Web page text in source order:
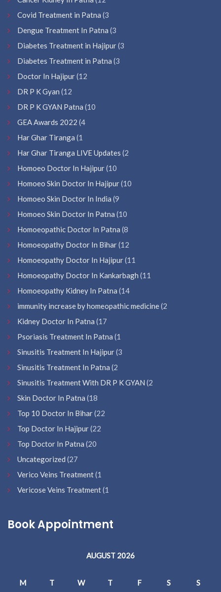
Covid Treatment in Patna (3
Dengue Treatment In Patna (3
Diabetes Treatment in Hajipur(3
Diabetes Treatment in Patna (3
Doctor In Hajipur(12
DR P K Gyan (12
DR P K GYAN Patna (10
GEA Awards 2022 (4
Har Ghar Tiranga (1
Har Ghar Tiranga LIVE Updates (2
Homoeo Doctor In Hajipur(10
Homoeo Skin Doctor In Hajipur(10
Homoeo Skin Doctor In India (9
Homoeo Skin Doctor In Patna (10
Homoeopathic Doctor In Patna (8
Homoeopathy Doctor In Bihar(12
Homoeopathy Doctor In Hajipur(11
Homoeopathy Doctor In Kankarbagh (11
Homoeopathy Kidney In Patna (14
immunity increase by homeopathic medicine(2
Kidney Doctor In Patna (17
Psoriasis Treatment In Patna (1
Sinusitis Treatment In Hajipur(3
Sinusitis Treatment In Patna (2
Sinusitis Treatment With DR P K GYAN (2
Skin Doctor In Patna (18
Top 10 Doctor In Bihar(22
Top Doctor In Hajipur(22
Top Doctor In Patna (20
Uncategorized (27
Verico Veins Treatment(1
Vericose Veins Treatment(1
Book Appointment
AUGUST 2026
M T W T F S S